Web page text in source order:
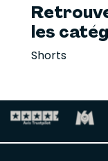
les
Shorts